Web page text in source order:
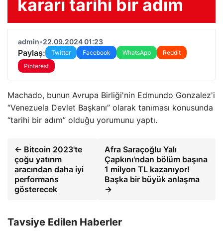
kararı tarihi bir adım
admin•22.09.2024 01:23
Paylaş: Twitter Facebook WhatsApp
Reddit
Pinterest
Machado, bunun Avrupa Birliği'nin Edmundo Gonzalez'i
“Venezuela Devlet Başkanı” olarak tanıması konusunda
“tarihi bir adım” olduğu yorumunu yaptı.
← Bitcoin 2023'te
çoğu yatırım
aracından daha iyi
performans
gösterecek
Afra Saraçoğlu Yalı
Çapkını'ndan bölüm başına
1 milyon TL kazanıyor!
Başka bir büyük anlaşma
→
Tavsiye Edilen Haberler